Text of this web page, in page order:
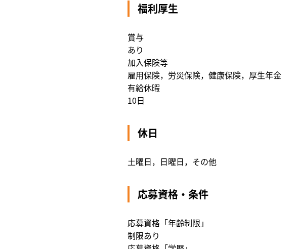
福利厚生
賞与
あり
加入保険等
雇用保険，労災保険，健康保険，厚生年金
有給休暇
10日
休日
土曜日，日曜日，その他
応募資格・条件
応募資格「年齢制限」
制限あり